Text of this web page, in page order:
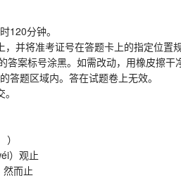
分钟。
将准考证号在答题卡上的指定位置规
标号涂黑。如需改动，用橡皮擦干
题区域内。答在试题卷上无效。
观止
而止